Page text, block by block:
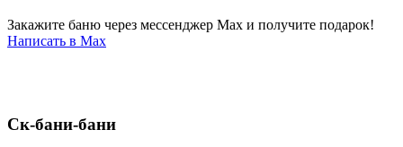
Закажите баню через мессенджер Max и получите подарок!
Написать в Max
Ск-бани-бани